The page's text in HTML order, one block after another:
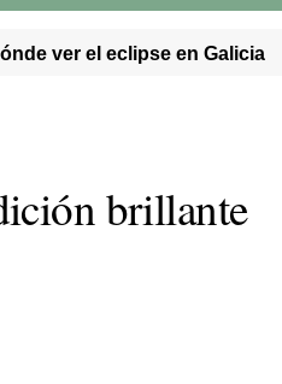
ver el eclipse en Galicia
brillante